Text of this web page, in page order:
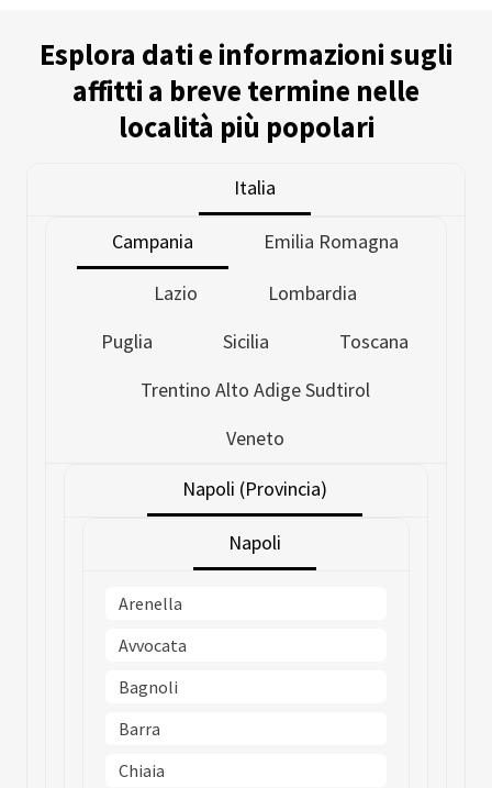
Esplora dati e informazioni sugli
affitti a breve termine nelle
località più popolari
Italia
Campania Emilia Romagna
Lazio
Lombardia
Puglia
Sicilia
Toscana
Trentino Alto Adige Sudtirol
Veneto
Napoli (Provincia)
Napoli
Arenella
Avvocata
Bagnoli
Barra
Chiaia